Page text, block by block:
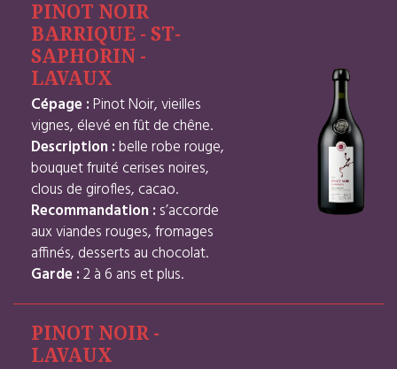
PINOT NOIR
BARRIQUE - ST-
SAPHORIN -
LAVAUX
Cépage :Pinot Noir, vieilles
vignes, élevé en fût de chêne.
Description :belle robe rouge,
bouquet fruité cerises noires,
clous de girofles, cacao.
Recommandation : s’accorde
aux viandes rouges, fromages
affinés, desserts au chocolat.
Garde :2 à 6 ans et plus.
PINOT NOIR -
LAVAUX